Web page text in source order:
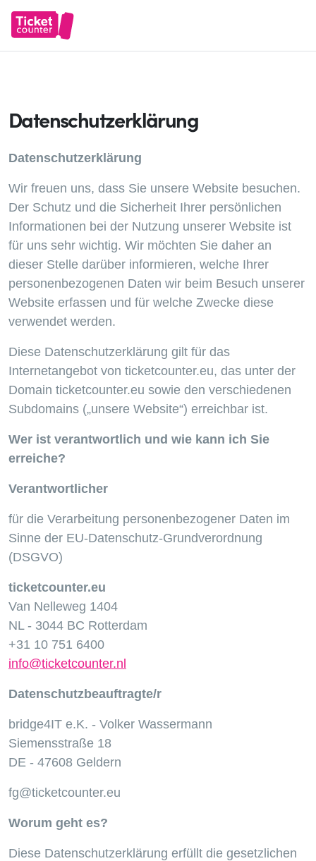
Datenschutzerklärung
Datenschutzerkl ärung
Wir freuen uns, dass Sie unsere Website besuchen.
Der Schutz und die Sicherheit Ihrer persönlichen
Informationen bei der Nutzung unserer Website ist
für uns sehr wichtig. Wir möchten Sie daher an
dieser Stelle darüber informieren, welche Ihrer
personenbezogenen Daten wir beim Besuch unserer
Website erfassen und für welche Zwecke diese
verwendet werden.
Diese Datenschutzerklärung gilt für das
Internetangebot von ticketcounter.eu, das unter der
Domain ticketcounter.eu sowie den verschiedenen
Subdomains („unsere Website“) erreichbar ist.
Wer ist verantwortlich und wie kann ich Sie
erreiche?
Verantwortlicher
für die Verarbeitung personenbezogener Daten im
Sinne der EU-Datenschutz-Grundverordnung
(DSGVO)
ticketcounter.eu
Van Nelleweg 1404
NL - 3044 BC Rotterdam
+31 10 751 6400
info@ticketcounter.nl
Datenschutzbeauftragte/r
bridge4IT e.K. - Volker Wassermann
Siemensstraße 18
DE - 47608 Geldern
fg@ticketcounter.eu
Worum geht es?
Diese Datenschutzerklärung erfüllt die gesetzlichen